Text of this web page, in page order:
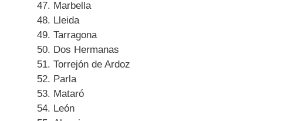
Marbella
Lleida
Tarragona
Dos Hermanas
Torrejón de Ardoz
Parla
Mataró
León